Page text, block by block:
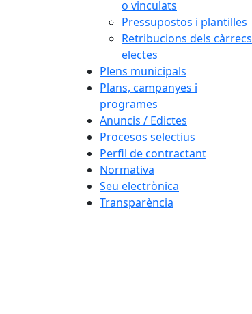
o vinculats
Pressupostos i plantilles
Retribucions dels càrrecs
electes
Plens municipals
Plans, campanyes i
programes
Anuncis / Edictes
Procesos selectius
Perfil de contractant
Normativa
Seu electrònica
Transparència